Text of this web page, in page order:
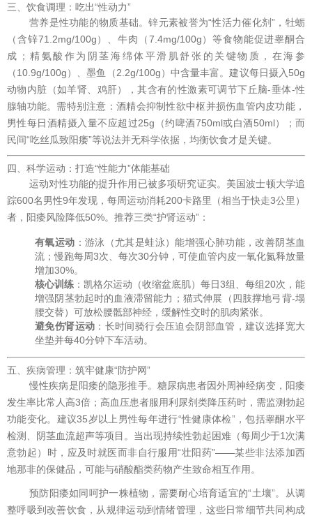
三、饮食调理：吃出“性动力”
营养是性功能的物质基础。锌元素被誉为“性活力催化剂”，牡蛎
（含锌71.2mg/100g）、牛肉（7.4mg/100g）等食物能促进睾酮合
成；精氨酸作为阴茎海绵体平滑肌舒张的关键物质，在海参
（10.9g/100g）、墨鱼（2.2g/100g）中含量丰富。建议每日摄入50g
动物内脏（如羊肾、鸡肝），其含有的性激素可调节下丘脑-垂体-性
腺轴功能。需特别注意：酒精会抑制性欲中枢并损伤血管内皮功能，
男性每日酒精摄入量不应超过25g（约啤酒750ml或白酒50ml）；而
民间“吃丝瓜致阳痿”等说法并无科学依据，均衡饮食才是关键。
四、科学运动：打造“性能力”体能基础
运动对性功能的提升作用已被多项研究证实。美国波士顿大学追
踪600名男性9年发现，每周运动消耗200卡路里（相当于快走3公里）
者，阳痿风险降低50%。推荐三类“护肾运动”：
有氧运动 ：游泳（尤其是蛙泳）能增强心肺功能，改善阴茎血
流；慢跑每周3次、每次30分钟，可使血管内皮一氧化氮释放量
增加30%。
核心训练 ：凯格尔运动（收缩盆底肌）每日3组、每组20次，能
增强阴茎勃起时的血液滞留能力；猫式伸展（四肢撑地弓背-塌
腰交替）可放松腰骶部神经，缓解性交时的肌肉紧张。
避免伤肾运动 ：长时间骑行会压迫会阴部血管，建议选择宽大
坐垫并每40分钟下车活动。
五、疾病管理：筑牢健康“防护网”
慢性疾病是阳痿的隐形推手。糖尿病患者因外周神经病变，阳痿
发生率比常人高3倍；高血压患者服用利尿剂类降压药时，需监测勃起
功能变化。建议35岁以上男性每年进行“性健康体检”，包括睾酮水平
检测、阴茎血流超声等项目。当出现持续性勃起困难（每周少于1次满
意勃起）时，应及时就医而非自行服用“壮阳药”——某些非法添加西
地那非的保健品，可能与硝酸酯类药物产生致命相互作用。
预防阳痿如同呵护一株植物，需要耐心培育适宜的“土壤”。从调
整呼吸到改善饮食，从规律运动到情绪管理，这些日常细节共同构成